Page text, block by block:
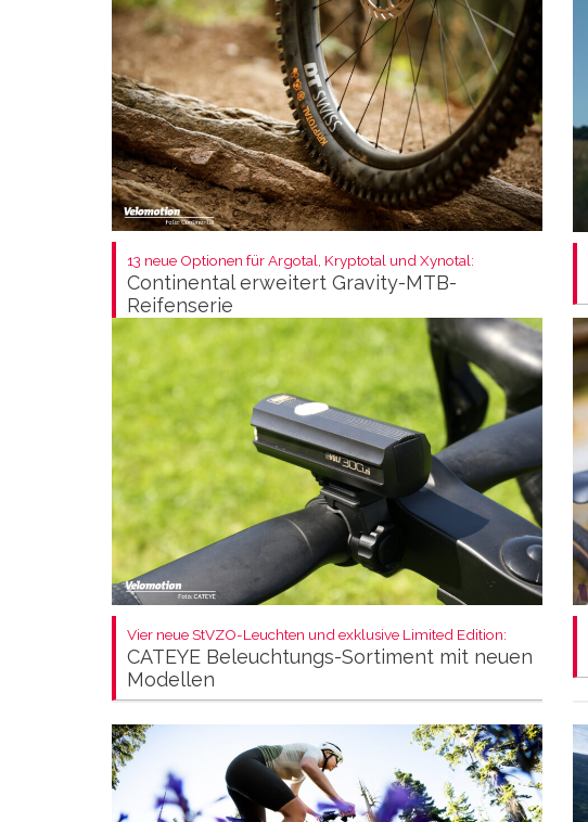
13 neue Optionen für Argotal, Kryptotal und Xynotal:
Continental erweitert Gravity-MTB-
Reifenserie
Vier neue StVZO-Leuchten und exklusive Limited Edition:
CATEYE Beleuchtungs-Sortiment mit neuen
Modellen